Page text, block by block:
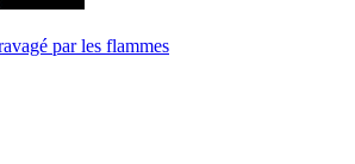
par les flammes